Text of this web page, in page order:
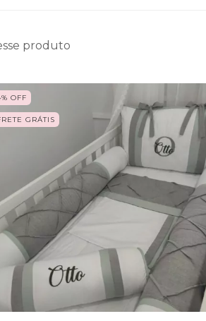
produto
% OFF
GRÁTIS